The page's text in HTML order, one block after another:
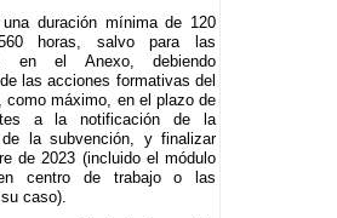
duración mínima de 120
horas, salvo para las
en el Anexo, debiendo
las acciones formativas del
como máximo, en el plazo de
a la notificación de la
la subvención, y finalizar
de 2023 (incluido el módulo
centro de trabajo o las
caso).